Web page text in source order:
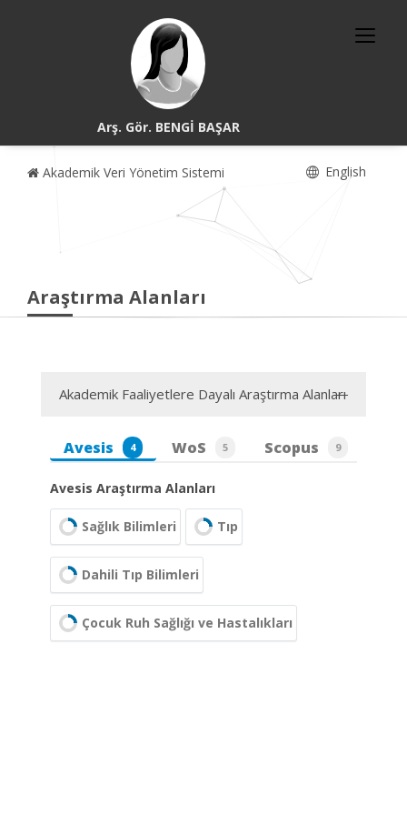
Arş. Gör. BENGİ BAŞAR
Akademik Veri Yönetim Sistemi English
Araştırma Alanları
Akademik Faaliyetlere Dayalı Araştırma Alanları
Avesis 4 WoS 5 Scopus 9
Avesis Araştırma Alanları
Sağlık Bilimleri Tıp
Dahili Tıp Bilimleri
Çocuk Ruh Sağlığı ve Hastalıkları